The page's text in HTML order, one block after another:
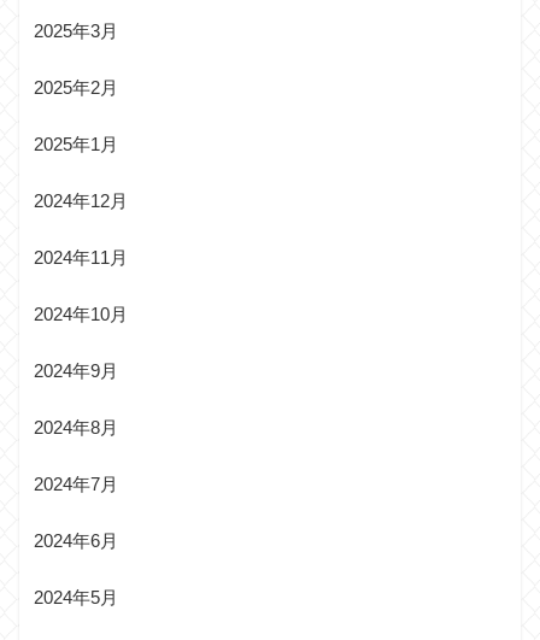
2025年3月
2025年2月
2025年1月
2024年12月
2024年11月
2024年10月
2024年9月
2024年8月
2024年7月
2024年6月
2024年5月